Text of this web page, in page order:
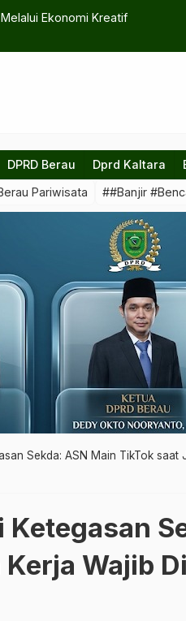
Ekonomi Kreatif
DPRD Berau Dprd Kaltara
Pariwisata ##Banjir
Sekda: ASN Main TikTok saat
Ketegasan
Wajib